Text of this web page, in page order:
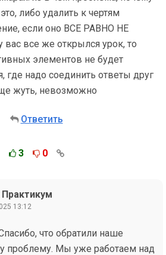
либо удалить к чертям
если оно ВСЕ РАВНО НЕ
вас все же открылся урок, то
элементов не будет
где надо соединить ответы друг
жуть, невозможно
Ответить
3 0
13:12
что обратили наше
проблему. Мы уже работаем над